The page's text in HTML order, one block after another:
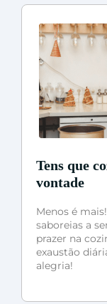
Tens que
vontade
Menos é
saboreias a
prazer na
exaustão
alegria!